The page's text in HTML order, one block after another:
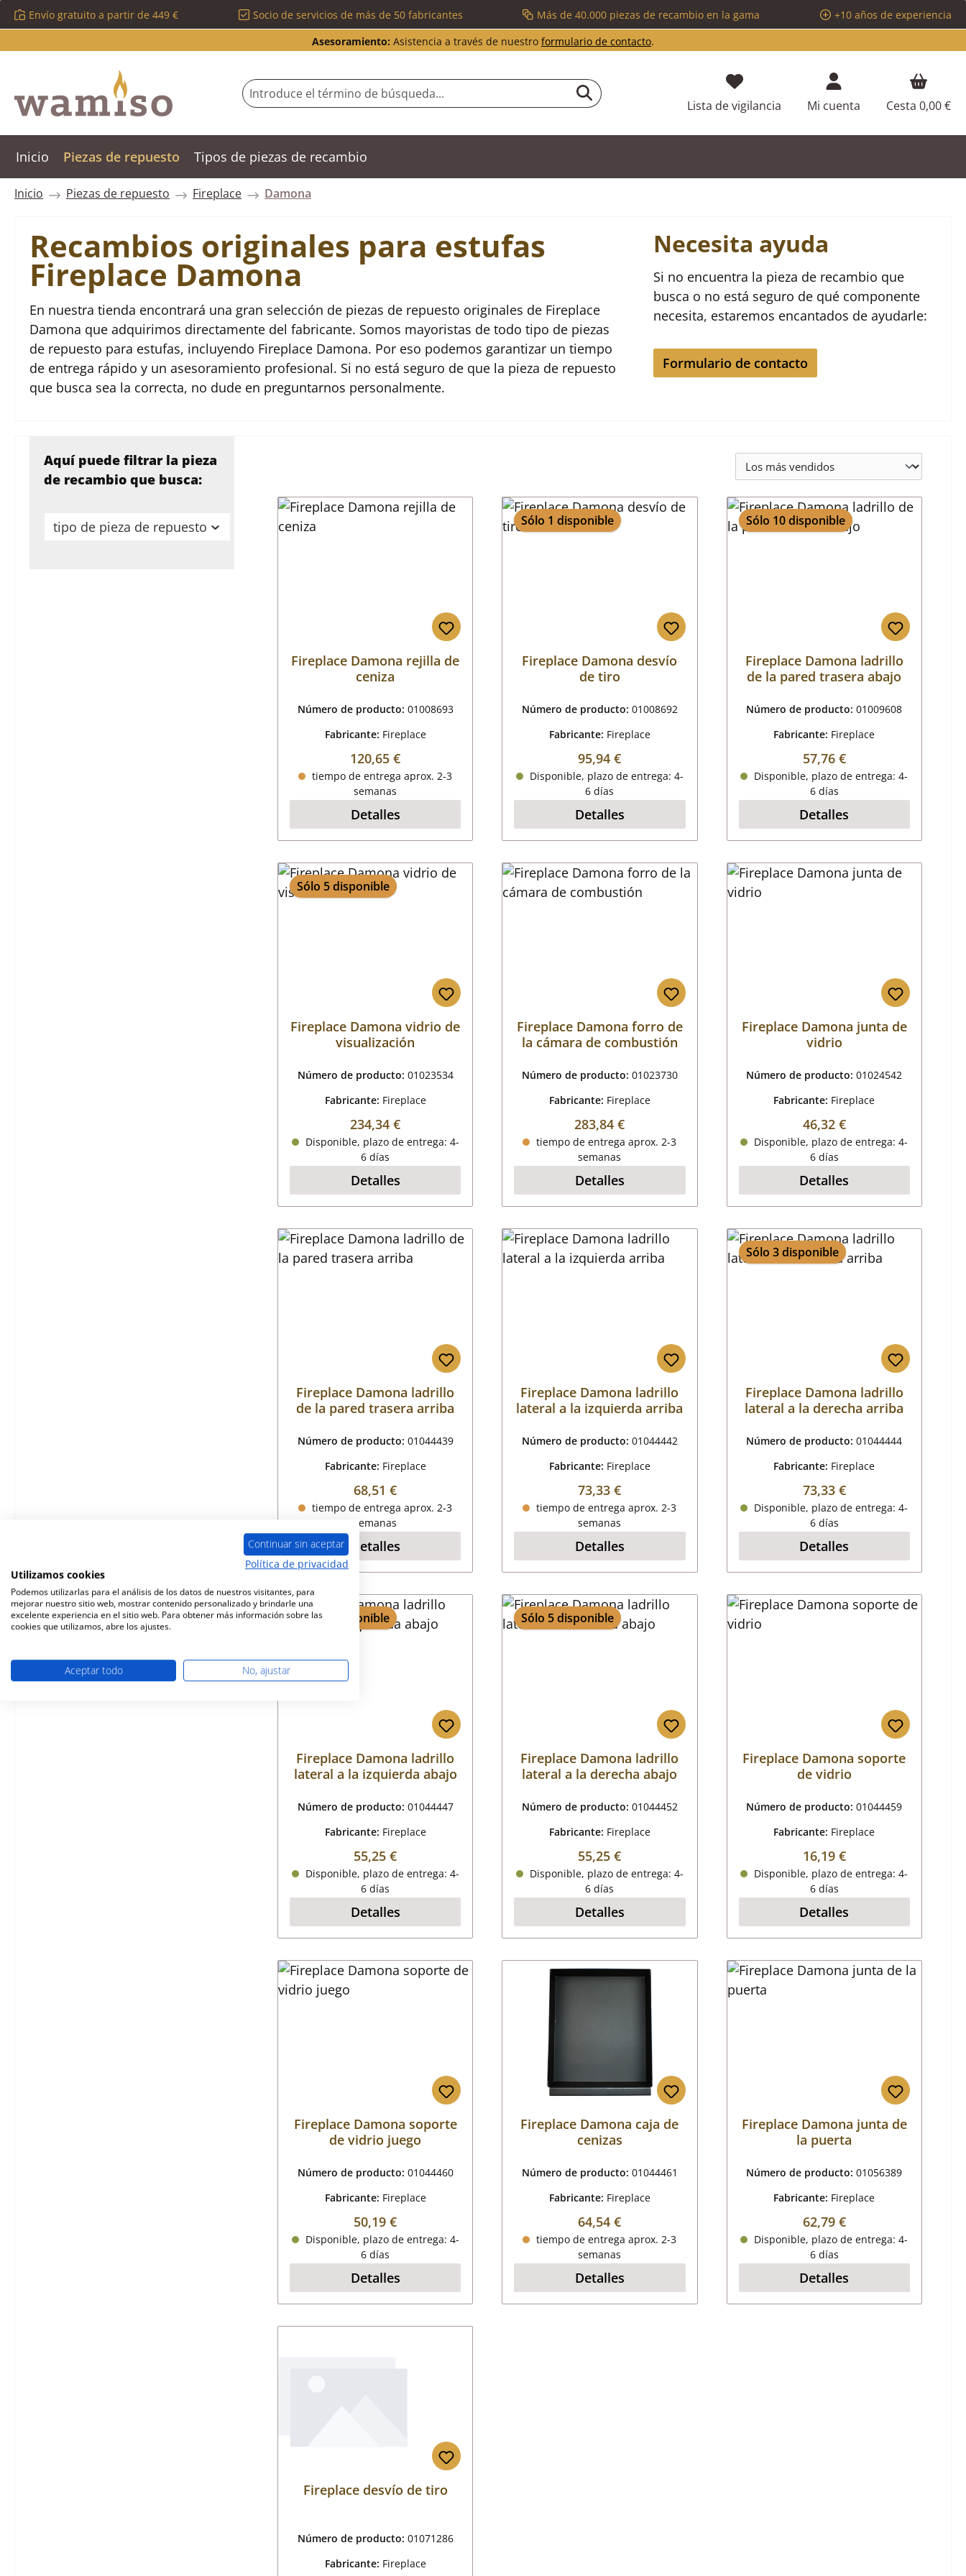
al contenido principal
Saltar a la búsqueda
Saltar a la navegación principal
Envío gratuito a partir de 449 € Socio de servicios de más de 50 fabricantes Más de 40.000 piezas de recambio en la gama
+10 años de experiencia
Asesoramiento: Asistencia a través de nuestro formulario de contacto.
Lista de vigilancia Tienes 0 artículos en tu lista de
Mi cuenta Cesta 0,00 €
Inicio Piezas de repuesto Tipos de piezas de recambio
Inicio Piezas de repuesto Fireplace Damona
Recambios originales para estufas
Fireplace Damona
En nuestra tienda encontrará una gran selección de piezas de repuesto originales de Fireplace
Damona que adquirimos directamente del fabricante. Somos mayoristas de todo tipo de piezas
de repuesto para estufas, incluyendo Fireplace Damona. Por eso podemos garantizar un tiempo
de entrega rápido y un asesoramiento profesional. Si no está seguro de que la pieza de repuesto
que busca sea la correcta, no dude en preguntarnos personalmente.
Necesita ayuda
Si no encuentra la pieza de recambio que
busca o no está seguro de qué componente
necesita, estaremos encantados de ayudarle:
Formulario de contacto
Aquí puede filtrar la pieza
de recambio que busca:
tipo de pieza de repuesto
Fireplace Damona rejilla de
ceniza
Número de producto: 01008693
Fabricante: Fireplace
Precio normal:
120,65 €
tiempo de entrega aprox. 2-3
semanas
Detalles
Sólo 1 disponible
Fireplace Damona desvío
de tiro
Número de producto: 01008692
Fabricante: Fireplace
Precio normal:
95,94 €
Disponible, plazo de entrega: 4-
6 días
Detalles
Sólo 10 disponible
Fireplace Damona ladrillo
de la pared trasera abajo
Número de producto:01009608
Fabricante: Fireplace
Precio normal:
57,76 €
Disponible, plazo de entrega: 4-
6 días
Detalles
Sólo 5 disponible
Fireplace Damona vidrio de
visualización
Número de producto: 01023534
Fabricante: Fireplace
Precio normal:
234,34 €
Disponible, plazo de entrega: 4-
6 días
Detalles
Fireplace Damona forro de
la cámara de combustión
Número de producto: 01023730
Fabricante: Fireplace
Precio normal:
283,84 €
tiempo de entrega aprox. 2-3
semanas
Detalles
Fireplace Damona junta de
vidrio
Número de producto:01024542
Fabricante: Fireplace
Precio normal:
46,32 €
Disponible, plazo de entrega: 4-
6 días
Detalles
Fireplace Damona ladrillo
de la pared trasera arriba
Número de producto: 01044439
Fabricante: Fireplace
Precio normal:
68,51 €
tiempo de entrega aprox. 2-3
semanas
Detalles
Fireplace Damona ladrillo
lateral a la izquierda arriba
Número de producto: 01044442
Fabricante: Fireplace
Precio normal:
73,33 €
tiempo de entrega aprox. 2-3
semanas
Detalles
Sólo 3 disponible
Fireplace Damona ladrillo
lateral a la derecha arriba
Número de producto:01044444
Fabricante: Fireplace
Precio normal:
73,33 €
Disponible, plazo de entrega: 4-
6 días
Detalles
Sólo 5 disponible
Fireplace Damona ladrillo
lateral a la izquierda abajo
Número de producto: 01044447
Fabricante: Fireplace
Precio normal:
55,25 €
Disponible, plazo de entrega: 4-
6 días
Detalles
Sólo 5 disponible
Fireplace Damona ladrillo
lateral a la derecha abajo
Número de producto: 01044452
Fabricante: Fireplace
Precio normal:
55,25 €
Disponible, plazo de entrega: 4-
6 días
Detalles
Fireplace Damona soporte
de vidrio
Número de producto:01044459
Fabricante: Fireplace
Precio normal:
16,19 €
Disponible, plazo de entrega: 4-
6 días
Detalles
Fireplace Damona soporte
de vidrio juego
Número de producto: 01044460
Fabricante: Fireplace
Precio normal:
50,19 €
Disponible, plazo de entrega: 4-
6 días
Detalles
Fireplace Damona caja de
cenizas
Número de producto: 01044461
Fabricante: Fireplace
Precio normal:
64,54 €
tiempo de entrega aprox. 2-3
semanas
Detalles
Fireplace Damona junta de
la puerta
Número de producto:01056389
Fabricante: Fireplace
Precio normal:
62,79 €
Disponible, plazo de entrega: 4-
6 días
Detalles
Fireplace desvío de tiro
Número de producto: 01071286
Fabricante: Fireplace
Continuar sin aceptar
Política de privacidad
Utilizamos cookies
Podemos utilizarlas para el análisis de los datos de nuestros visitantes, para
mejorar nuestro sitio web, mostrar contenido personalizado y brindarle una
excelente experiencia en el sitio web. Para obtener más información sobre las
cookies que utilizamos, abre los ajustes.
Aceptar todo No, ajustar